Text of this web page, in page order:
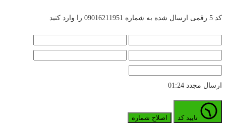
کد 5 رقمی ارسال شده به شماره 09016211951 را وارد کنید
ارسال مجدد 01:24
اصلاح شماره